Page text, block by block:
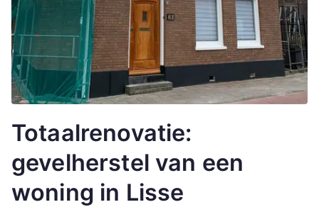
Totaalrenovatie:
gevelherstel van een
woning in Lisse